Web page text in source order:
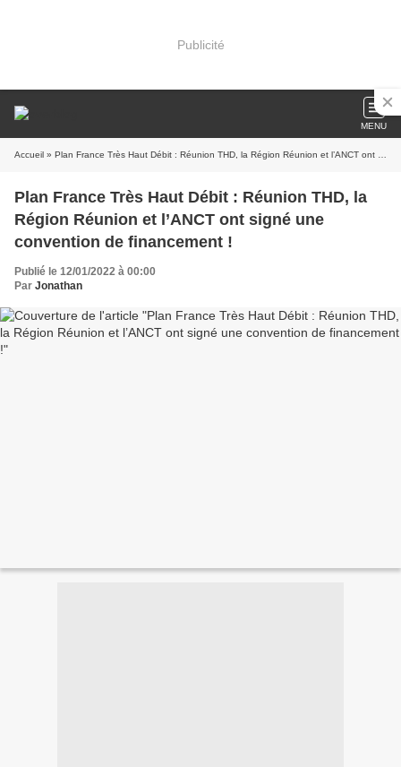
Publicité
MENU
Accueil » Plan France Très Haut Débit : Réunion THD, la Région Réunion et l’ANCT ont signé une convention de financement !
Plan France Très Haut Débit : Réunion THD, la
Région Réunion et l’ANCT ont signé une
convention de financement !
Publié le 12/01/2022 à 00:00
Par Jonathan